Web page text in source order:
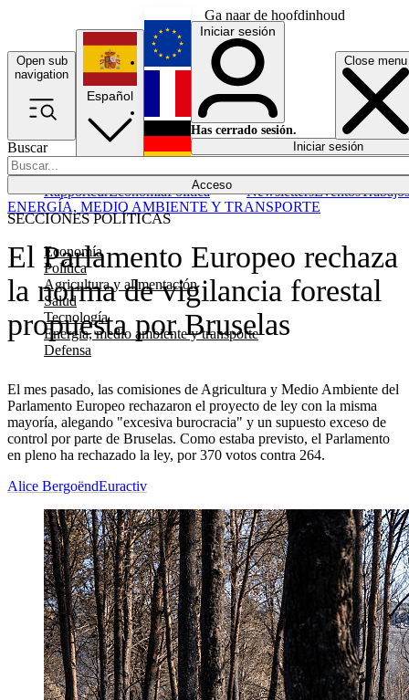
Ga naar de hoofdinhoud
Open sub
navigation
Close menu
Buscar
Acceso
SECCIONES POLÍTICAS
Economía
Política
Agricultura y alimentación
Salud
Tecnología
Energía, medio ambiente y transporte
Defensa
RapporteurEconomíaPolítica NewslettersEventosTrabajos
Español
English
Français
Iniciar sesión
Has cerrado sesión.
Iniciar sesión
El Parlamento Europeo rechaza
la norma de vigilancia forestal
propuesta por Bruselas
El mes pasado, las comisiones de Agricultura y Medio Ambiente del
Parlamento Europeo rechazaron el proyecto de ley con la misma
mayoría, alegando "excesiva burocracia" y un supuesto exceso de
control por parte de Bruselas. Como estaba previsto, el Parlamento
en pleno ha rechazado la ley, por 370 votos contra 264.
ENERGÍA, MEDIO AMBIENTE Y TRANSPORTE
Alice BergoëndEuractiv